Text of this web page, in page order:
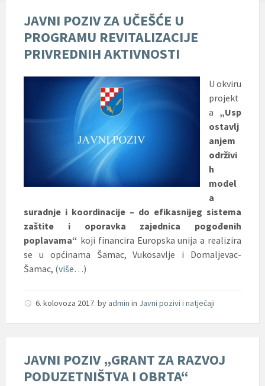
JAVNI POZIV ZA UČEŠĆE U
PROGRAMU REVITALIZACIJE
PRIVREDNIH AKTIVNOSTI
U okviru
projekt
a „Usp
ostavlj
anjem
održivi
h
model
a
suradnje i koordinacije – do efikasnijeg sistema
zaštite i oporavka zajednica pogođenih
poplavama“ koji financira Europska unijaa realizira
se u općinama Šamac, Vukosavlje i Domaljevac-
Šamac, (više…)
6. kolovoza 2017. by admin in Javni pozivi i natječaji
JAVNI POZIV „GRANT ZA RAZVOJ
PODUZETNIŠTVA I OBRTA“